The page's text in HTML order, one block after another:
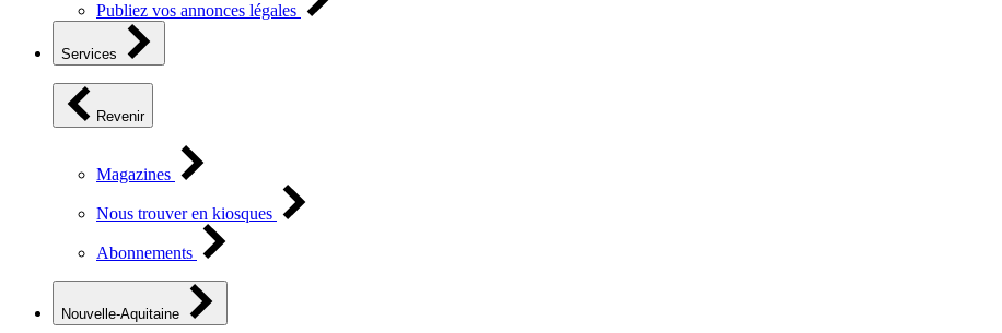
Publiez vos annonces légales
Services
Revenir
Magazines
Nous trouver en kiosques
Abonnements
Nouvelle-Aquitaine